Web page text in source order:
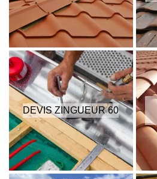
DEVIS ZINGUEUR 60